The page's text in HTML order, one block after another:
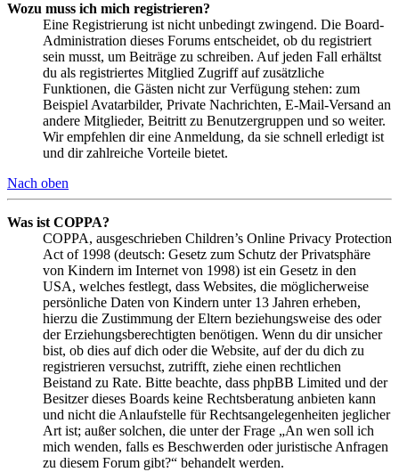
Wozu muss ich mich registrieren?
Eine Registrierung ist nicht unbedingt zwingend. Die Board-
Administration dieses Forums entscheidet, ob du registriert
sein musst, um Beiträge zu schreiben. Auf jeden Fall erhältst
du als registriertes Mitglied Zugriff auf zusätzliche
Funktionen, die Gästen nicht zur Verfügung stehen: zum
Beispiel Avatarbilder, Private Nachrichten, E-Mail-Versand an
andere Mitglieder, Beitritt zu Benutzergruppen und so weiter.
Wir empfehlen dir eine Anmeldung, da sie schnell erledigt ist
und dir zahlreiche Vorteile bietet.
Nach oben
Was ist COPPA?
COPPA, ausgeschrieben Children’s Online Privacy Protection
Act of 1998 (deutsch: Gesetz zum Schutz der Privatsphäre
von Kindern im Internet von 1998) ist ein Gesetz in den
USA, welches festlegt, dass Websites, die möglicherweise
persönliche Daten von Kindern unter 13 Jahren erheben,
hierzu die Zustimmung der Eltern beziehungsweise des oder
der Erziehungsberechtigten benötigen. Wenn du dir unsicher
bist, ob dies auf dich oder die Website, auf der du dich zu
registrieren versuchst, zutrifft, ziehe einen rechtlichen
Beistand zu Rate. Bitte beachte, dass phpBB Limited und der
Besitzer dieses Boards keine Rechtsberatung anbieten kann
und nicht die Anlaufstelle für Rechtsangelegenheiten jeglicher
Art ist; außer solchen, die unter der Frage „An wen soll ich
mich wenden, falls es Beschwerden oder juristische Anfragen
zu diesem Forum gibt?“ behandelt werden.